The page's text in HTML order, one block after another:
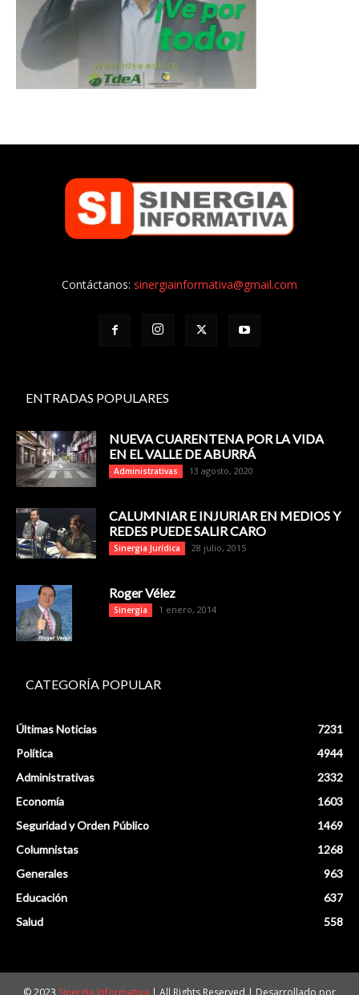
Contáctanos: sinergiainformativa@gmail.com
ENTRADAS POPULARES
NUEVA CUARENTENA POR LA VIDA
EN EL VALLE DE ABURRÁ
Administrativas 13 agosto, 2020
CALUMNIAR E INJURIAR EN MEDIOS Y
REDES PUEDE SALIR CARO
Sinergia Jurídica 28 julio, 2015
Roger Vélez
Sinergia 1 enero, 2014
CATEGORÍA POPULAR
Últimas Noticias
7231
Política
4944
Administrativas
2332
Economía
1603
Seguridad y Orden Público
1469
Columnistas
1268
Generales
963
Educación
637
Salud
558